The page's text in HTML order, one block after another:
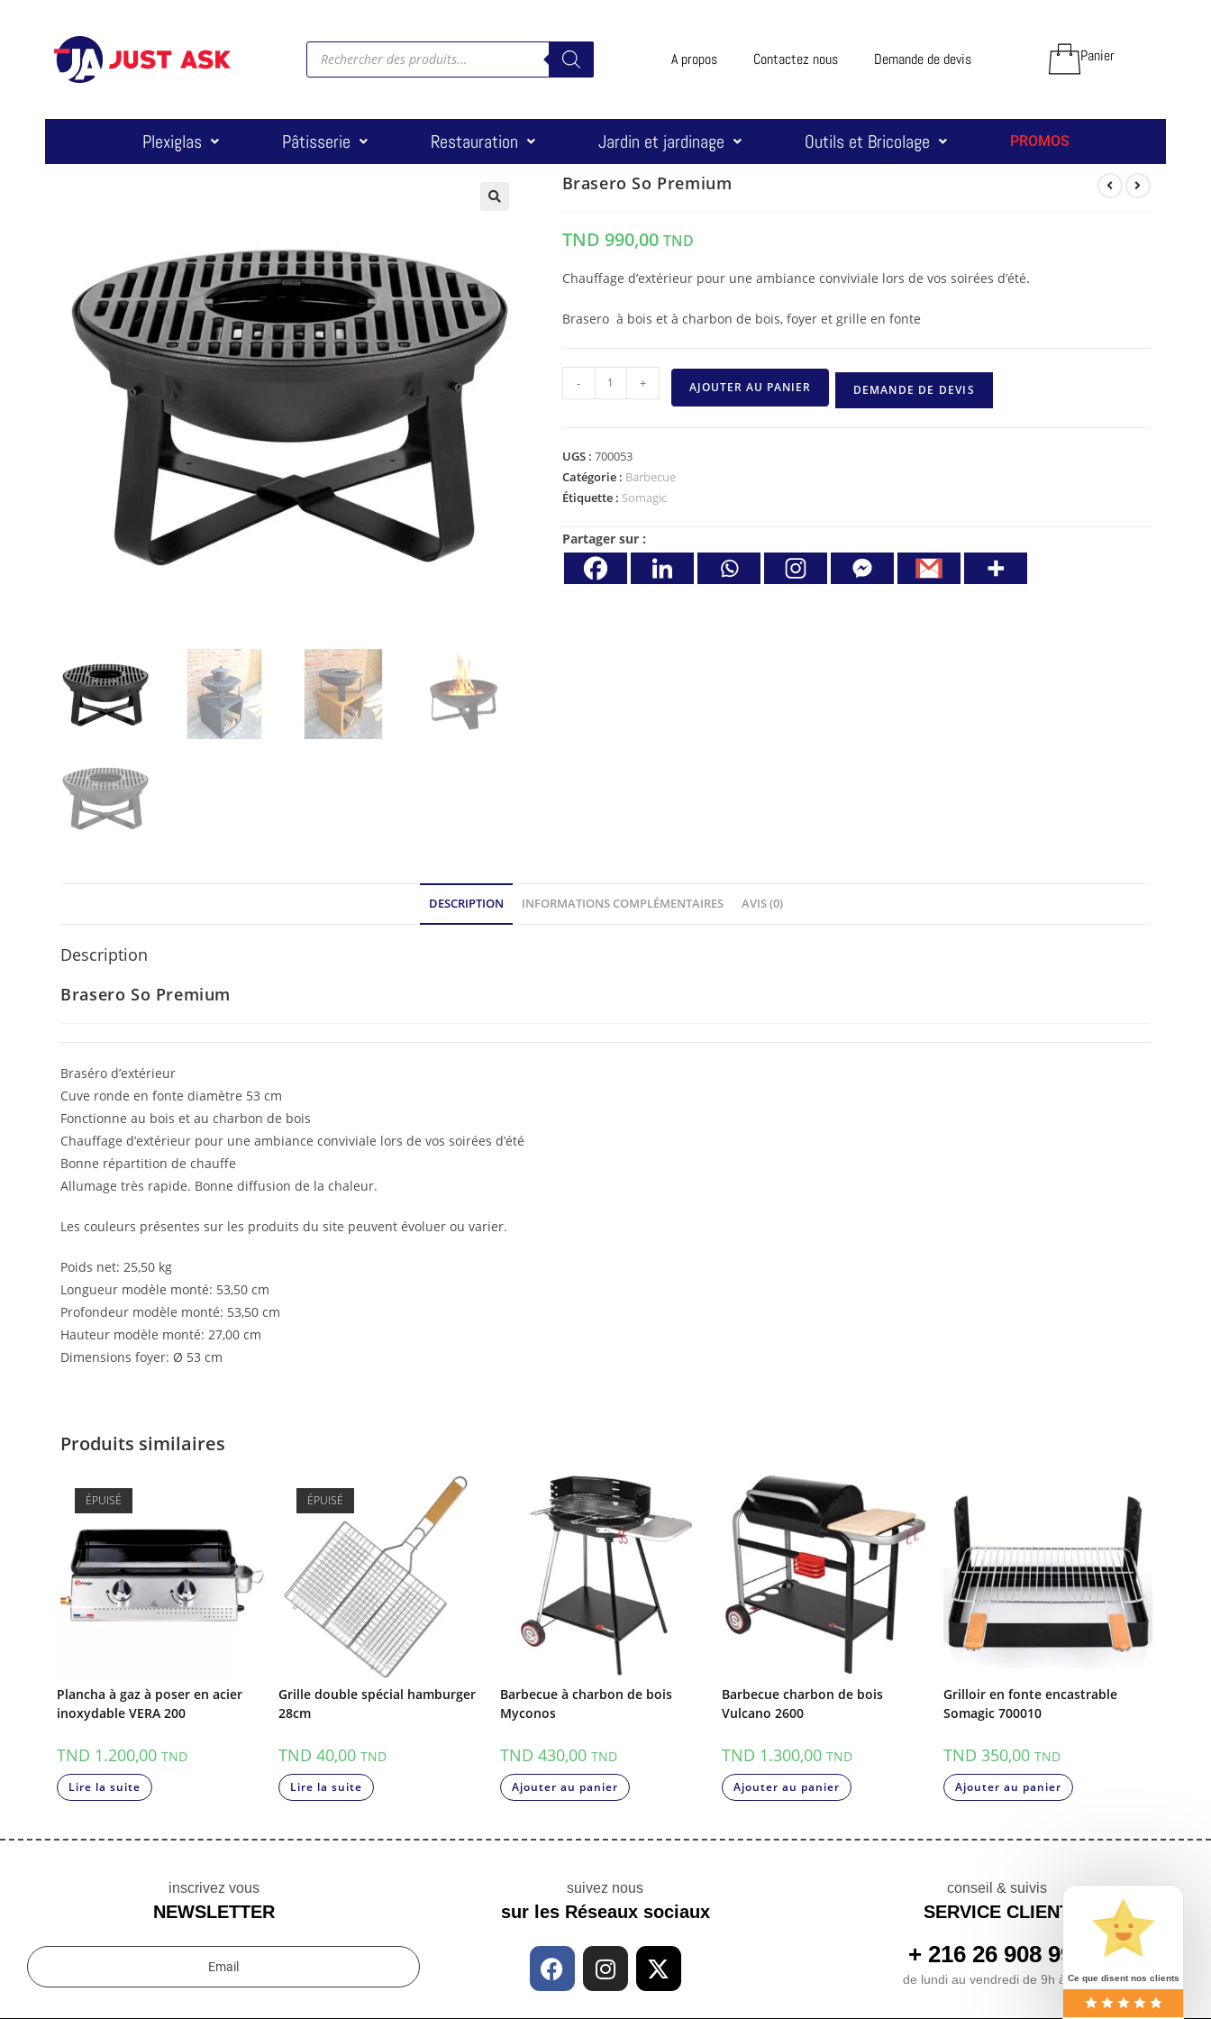
A propos Contactez nous Demande de devis Panier
Plexiglas Pâtisserie Restauration Jardin et jardinage Outils et Bricolage PROMOS
Brasero So Premium
TND 990,00 TND
Chauffage d’extérieur pour une ambiance conviviale lors de vos soirées d’été.
Brasero à bois et à charbon de bois, foyer et grille en fonte
- + AJOUTER AU PANIER DEMANDE DE DEVIS
UGS : 700053
Catégorie : Barbecue
Étiquette : Somagic
Partager sur :
DESCRIPTION INFORMATIONS COMPLÉMENTAIRES AVIS (0)
Description
Brasero So Premium
Braséro d’extérieur
Cuve ronde en fonte diamètre 53 cm
Fonctionne au bois et au charbon de bois
Chauffage d’extérieur pour une ambiance conviviale lors de vos soirées d’été
Bonne répartition de chauffe
Allumage très rapide. Bonne diffusion de la chaleur.
Les couleurs présentes sur les produits du site peuvent évoluer ou varier.
Poids net: 25,50 kg
Longueur modèle monté: 53,50 cm
Profondeur modèle monté: 53,50 cm
Hauteur modèle monté: 27,00 cm
Dimensions foyer: Ø 53 cm
Produits similaires
ÉPUISÉ
Plancha à gaz à poser en acier
inoxydable VERA 200
TND 1.200,00 TND
Lire la suite
ÉPUISÉ
Grille double spécial hamburger
28cm
TND 40,00 TND
Lire la suite
Barbecue à charbon de bois
Myconos
TND 430,00 TND
Ajouter au panier
Barbecue charbon de bois
Vulcano 2600
TND 1.300,00 TND
Ajouter au panier
Grilloir en fonte encastrable
Somagic 700010
TND 350,00 TND
Ajouter au panier
inscrivez vous
NEWSLETTER
Email
suivez nous
sur les Réseaux sociaux
conseil & suivis
SERVICE CLIENT
+ 216 26 908 999
de lundi au vendredi de 9h à 17hCe que disent nos clients